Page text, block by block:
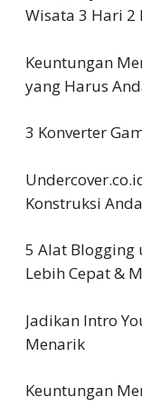
Wisata 3 Hari 2
Keuntungan
yang Harus
3 Konverter
Konstruksi Anda
5 Alat Blogging
Lebih Cepat &
Jadikan Intro
Menarik
Keuntungan